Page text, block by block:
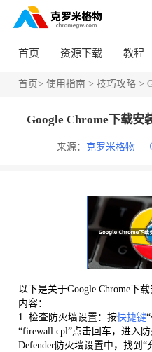
首页 资源下载 教程
首页> 使用指南 > 技巧攻略>
Google Chrome下载安
来源： 克罗米格物
以下是关于Google Chrome下
内容：
1. 检查防火墙设置：按快捷键
“firewall.cpl”点击回车，进入
Defender防火墙设置中，找到